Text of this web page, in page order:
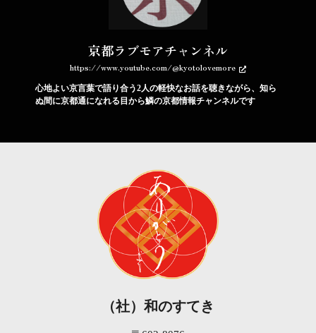
京都ラブモアチャンネル
https://www.youtube.com/@kyotolovemore
心地よい京言葉で語り合う2人の軽快なお話を聴きながら、知ら
ぬ間に京都通になれる目から鱗の京都情報チャンネルです
（社）和のすてき